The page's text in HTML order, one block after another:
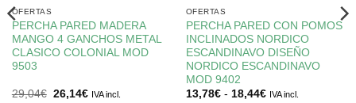
OFERTAS
PERCHA PARED MADERA
MANGO 4 GANCHOS METAL
CLASICO COLONIAL MOD
9503
29,04€ El
26,14€ElIVA incl.
OFERTAS
PERCHA PARED CON POMOS
INCLINADOS NORDICO
ESCANDINAVO DISEÑO
NORDICO ESCANDINAVO
MOD 9402
13,78€ - 18,44€Rango
IVA incl.